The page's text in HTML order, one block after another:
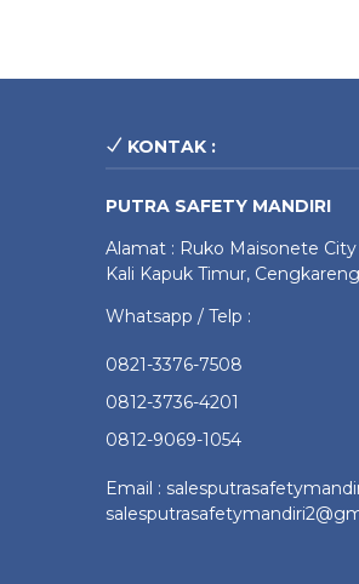
KONTAK :
PUTRA SAFETY MANDIRI
Alamat : Ruko Maisonete City
Kali Kapuk Timur,
Whatsapp / Telp :
0821-3376-7508
0812-3736-4201
0812-9069-1054
Email :